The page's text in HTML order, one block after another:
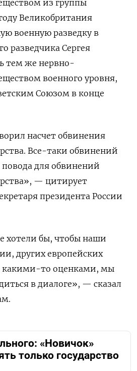
из группы
Великобритания
военную разведку в
разведчика Сергея
тем же нервно-
военного уровня,
Союзом в конце
насчет обвинения
Все-таки обвинений
для обвинений
— цитирует
президента России
хотели бы, чтобы наши
других европейских
какими-то оценками, мы
в диалоге», — сказал
«Новичок»
только государство